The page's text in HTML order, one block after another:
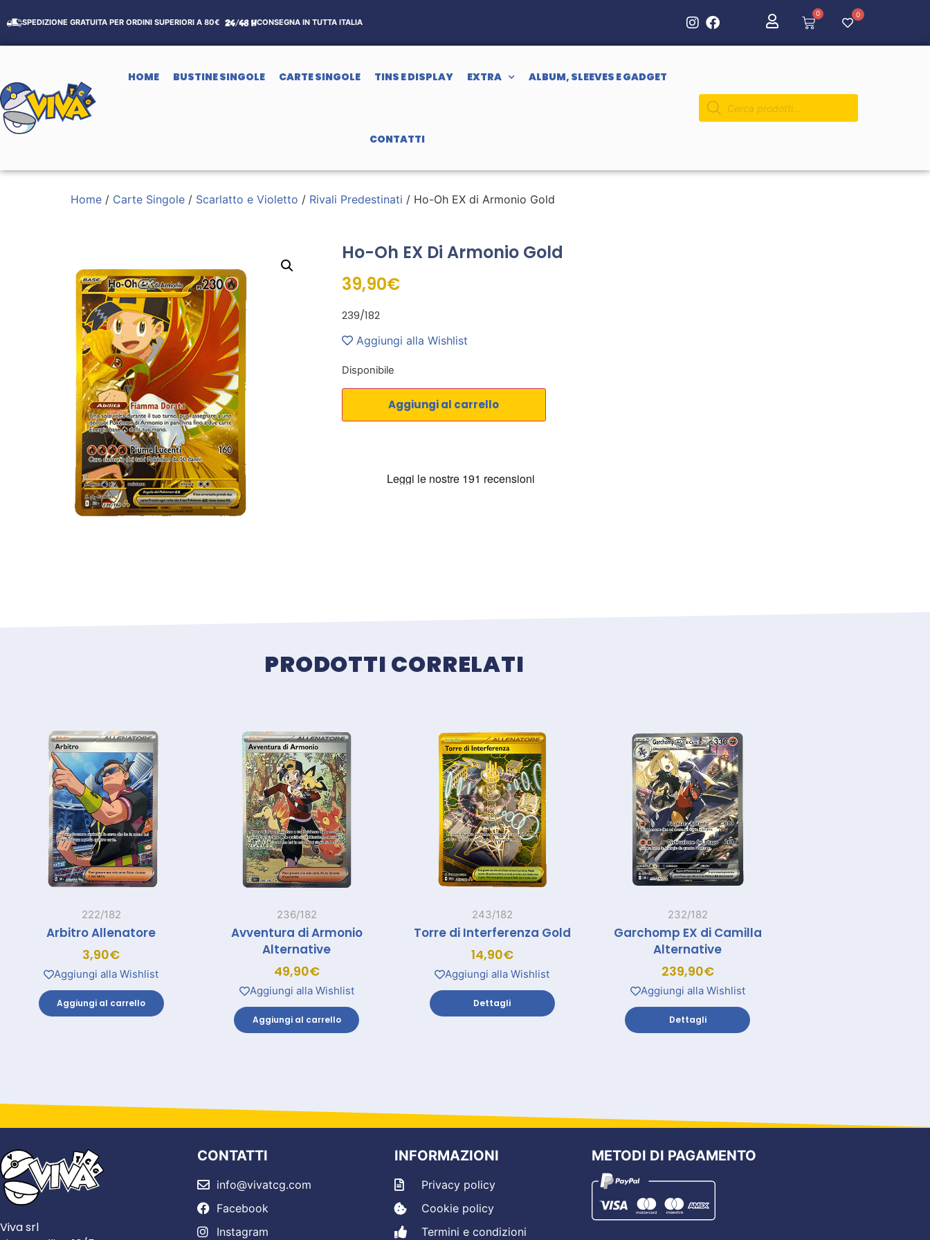
SPEDIZIONE GRATUITA PER ORDINI SUPERIORI A 80€ CONSEGNA IN TUTTA ITALIA
0 0
HOME BUSTINE SINGOLE CARTE SINGOLE TINS E DISPLAY EXTRA ALBUM, SLEEVES E GADGET
CONTATTI
Home / Carte Singole / Scarlatto e Violetto / Rivali Predestinati / Ho-Oh EX di Armonio Gold
Ho-Oh EX Di Armonio Gold
39,90€
239/182
Aggiungi alla Wishlist
Disponibile
Aggiungi al carrello
PRODOTTI CORRELATI
Prodotti correlati
222/182
Arbitro Allenatore
3,90€
Aggiungi alla Wishlist
Aggiungi al carrello
236/182
Avventura di Armonio
Alternative
49,90€
Aggiungi alla Wishlist
Aggiungi al carrello
243/182
Torre di Interferenza Gold
14,90€
Aggiungi alla Wishlist
Dettagli
232/182
Garchomp EX di Camilla
Alternative
239,90€
Aggiungi alla Wishlist
Dettagli
Viva srl
CONTATTI
info@vivatcg.com
Facebook
Instagram
INFORMAZIONI
Privacy policy
Cookie policy
Termini e condizioni
METODI DI PAGAMENTO